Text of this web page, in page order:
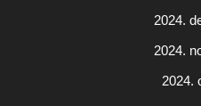
2024.
2024.
2024.